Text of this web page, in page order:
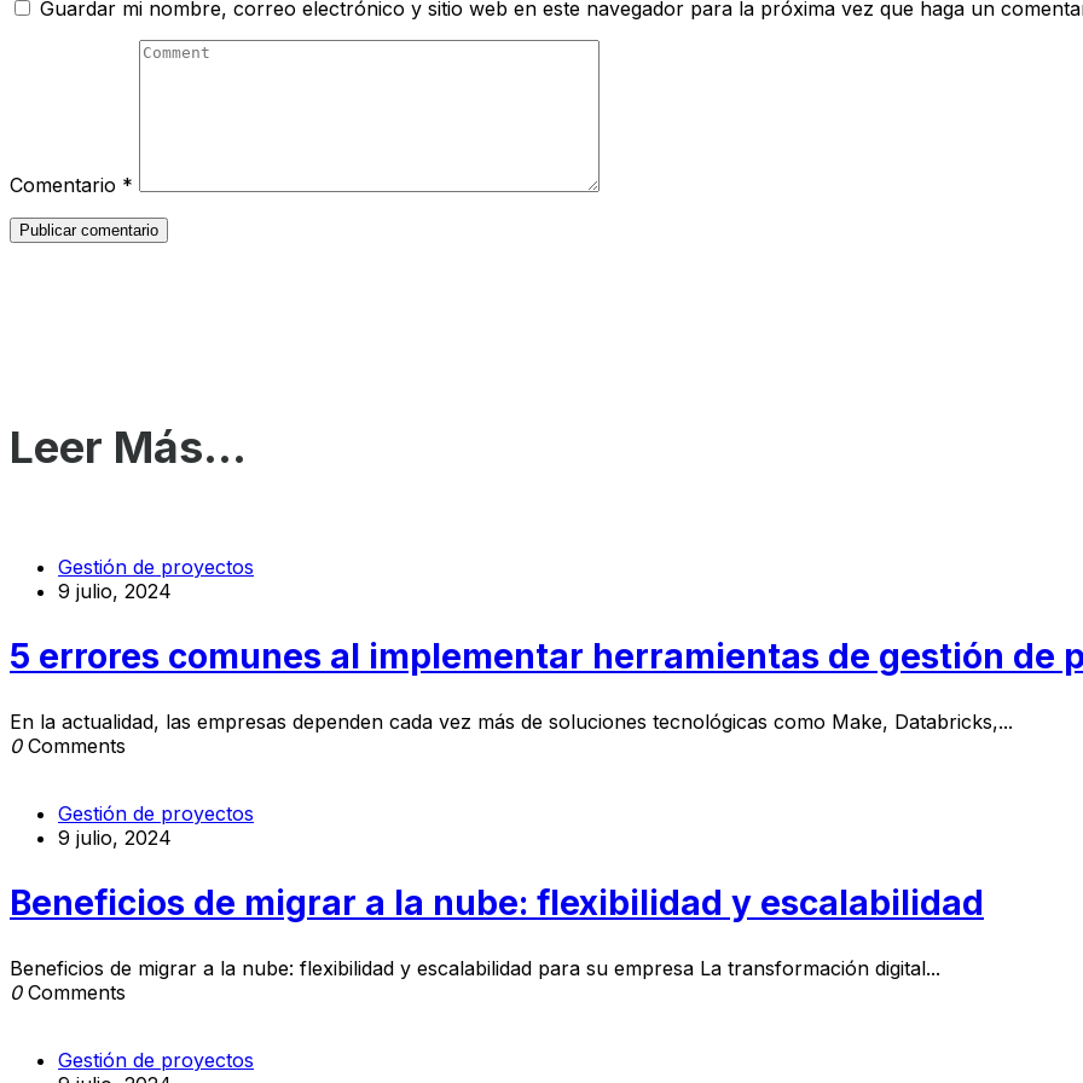
Guardar mi nombre, correo electrónico y sitio web en este navegador para la próxima vez que haga un
Comentario *
Leer Más...
Gestión de proyectos
9 julio, 2024
5 errores comunes al implementar herramientas de gestión de
En la actualidad, las empresas dependen cada vez más de soluciones tecnológicas como Make, Databricks,...
0Comments
Gestión de proyectos
9 julio, 2024
Beneficios de migrar a la nube: flexibilidad y escalabilidad
Beneficios de migrar a la nube: flexibilidad y escalabilidad para su empresa La transformación digital...
0Comments
Gestión de proyectos